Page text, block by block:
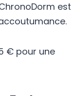
est
€ pour une